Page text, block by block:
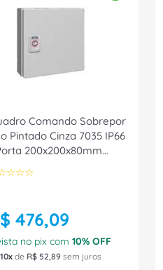
Comando Sobrepor
Pintado Cinza 7035 IP66
200x200x80mm
Rittal
☆☆☆
476,09
no pix com 10% OFF
10 de R$ 52,89 sem juros